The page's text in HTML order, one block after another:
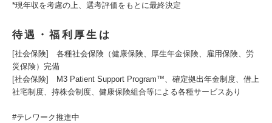
*現年収を考慮の上、選考評価をもとに最終決定
待遇・福利厚生は
[社会保険] 各種社会保険（健康保険、厚生年金保険、雇用保険、労
災保険）完備
[社会保険] M3 Patient Support Program™、確定拠出年金制度、借上
社宅制度、持株会制度、健康保険組合等による各種サービスあり
#テレワーク推進中